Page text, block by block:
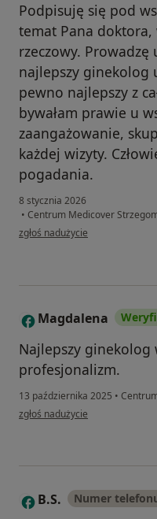
Podpisuję się pod
temat Pana
rzeczowy.
najlepszy ginekolog
pewno najlepszy z
bywałam prawie u
zaangażowanie,
każdej wizyty.
pogadania.
8 stycznia 2026
• Centrum Medicover
w opinii użytkownika AM
zgłoś nadużycie
M Magdalena
Najlepszy ginekolog
profesjonalizm.
13 października 2025 •
w opinii użytkownika Magdalena
zgłoś nadużycie
B B.S. Numer